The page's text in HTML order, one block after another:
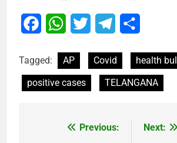
FacebookWhatsApp
Twitter Telegram
Tagged: AP Covid
health
positive cases
TELANGANA
Previous:
Next: